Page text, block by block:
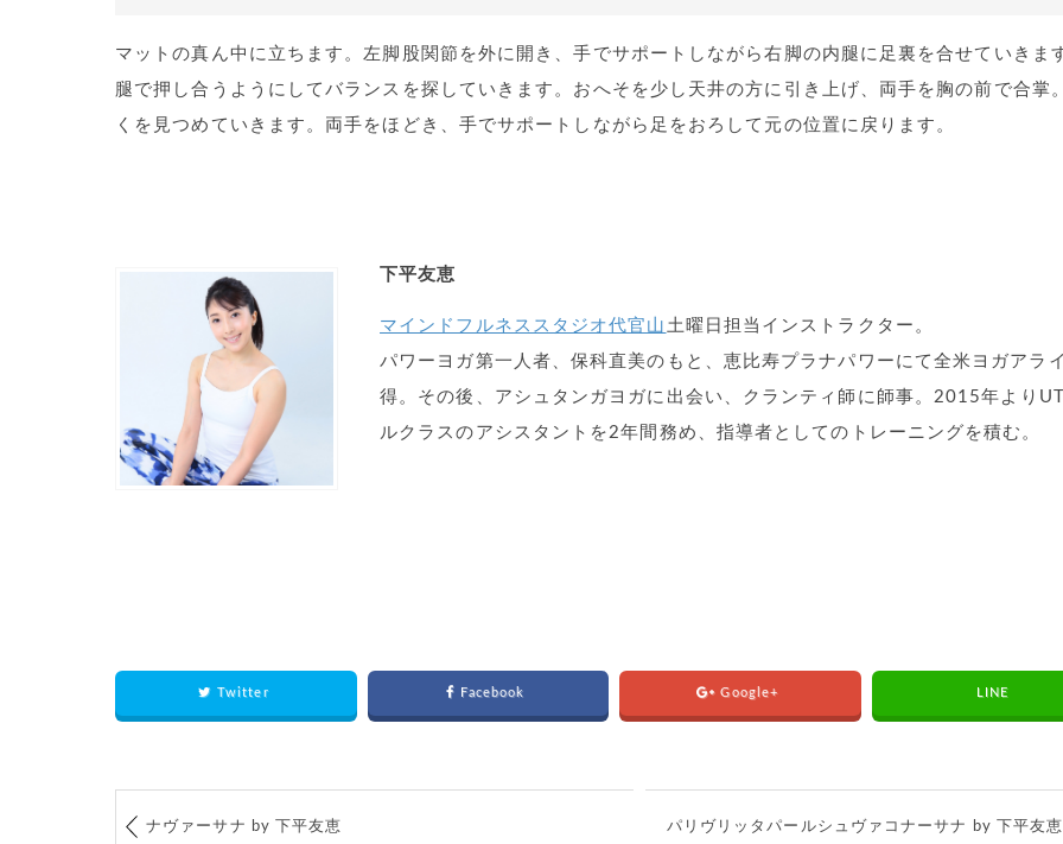
マットの真ん中に立ちます。左脚股関節を外に開き、手でサポートしながら右脚の内腿に足裏を合せていきま
腿で押し合うようにしてバランスを探していきます。おへそを少し天井の方に引き上げ、両手を胸の前で合掌
くを見つめていきます。両手をほどき、手でサポートしながら足をおろして元の位置に戻ります。
下平友恵
マインドフルネススタジオ代官山 土曜日担当インストラクター。
パワーヨガ第一人者、保科直美のもと、恵比寿プラナパワーにて全米ヨガアラ
得。その後、アシュタンガヨガに出会い、クランティ師に師事。2015年より
ルクラスのアシスタントを2年間務め、指導者としてのトレーニングを積む。
Twitter Facebook Google+ LINE
ナヴァーサナ by 下平友恵 パリヴリッタパールシュヴァコナーサナ by 下平友恵